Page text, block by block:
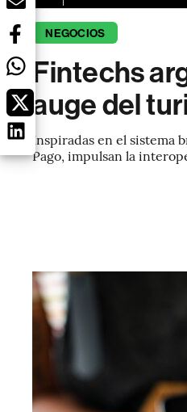
NEGOCIOS
Fintechs
auge del
Inspiradas en el sistema
Pago, impulsan la